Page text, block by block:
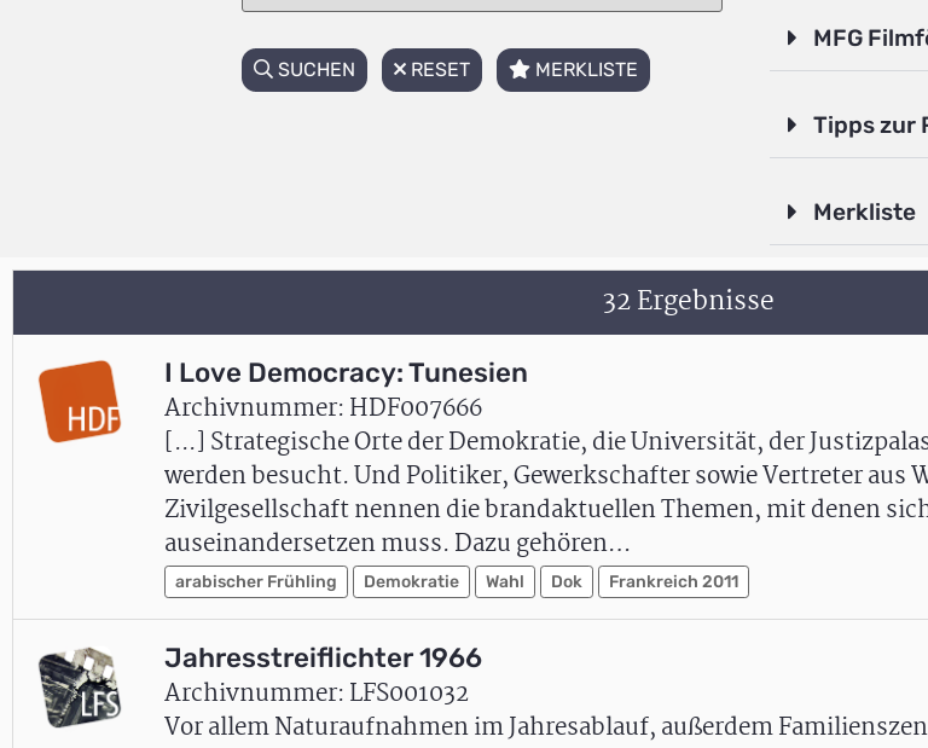
SUCHEN RESET MERKLISTE
MFG
Tipps zur
Merkliste
32 Ergebnisse
I Love Democracy: Tunesien
Archivnummer: HDF007666
[...] Strategische Orte der Demokratie, die Universität, der
werden besucht. Und Politiker, Gewerkschafter sowie Vertreter aus
Zivilgesellschaft nennen die brandaktuellen Themen, mit denen
auseinandersetzen muss. Dazu gehören…
arabischer Frühling Demokratie Wahl Dok Frankreich 2011
Jahresstreiflichter 1966
Archivnummer: LFS001032
Vor allem Naturaufnahmen im Jahresablauf, außerdem